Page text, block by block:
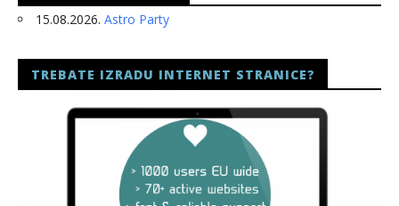
15.08.2026. Astro Party
TREBATE IZRADU INTERNET STRANICE?